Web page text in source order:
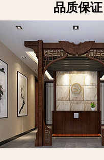
品质保证